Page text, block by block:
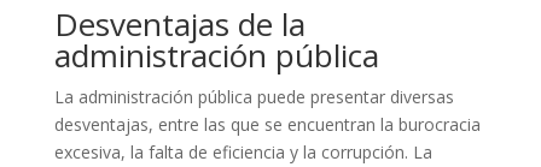
Desventajas de la
administración pública
La administración pública puede presentar diversas
desventajas, entre las que se encuentran la burocracia
excesiva, la falta de eficiencia y la corrupción. La